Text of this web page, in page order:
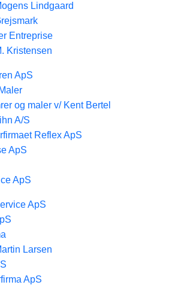
Lindgaard
Entreprise
Kristensen
ApS
og maler v/ Kent Bertel
A/S
Reflex ApS
ApS
ApS
ApS
Larsen
ApS